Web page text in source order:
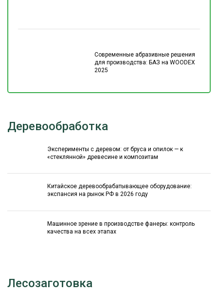
Современные абразивные решения
для производства: БАЗ на WOODEX
2025
Деревообработка
Эксперименты с деревом: от бруса и опилок — к
«стеклянной» древесине и композитам
Китайское деревообрабатывающее оборудование:
экспансия на рынок РФ в 2026 году
Машинное зрение в производстве фанеры: контроль
качества на всех этапах
Лесозаготовка